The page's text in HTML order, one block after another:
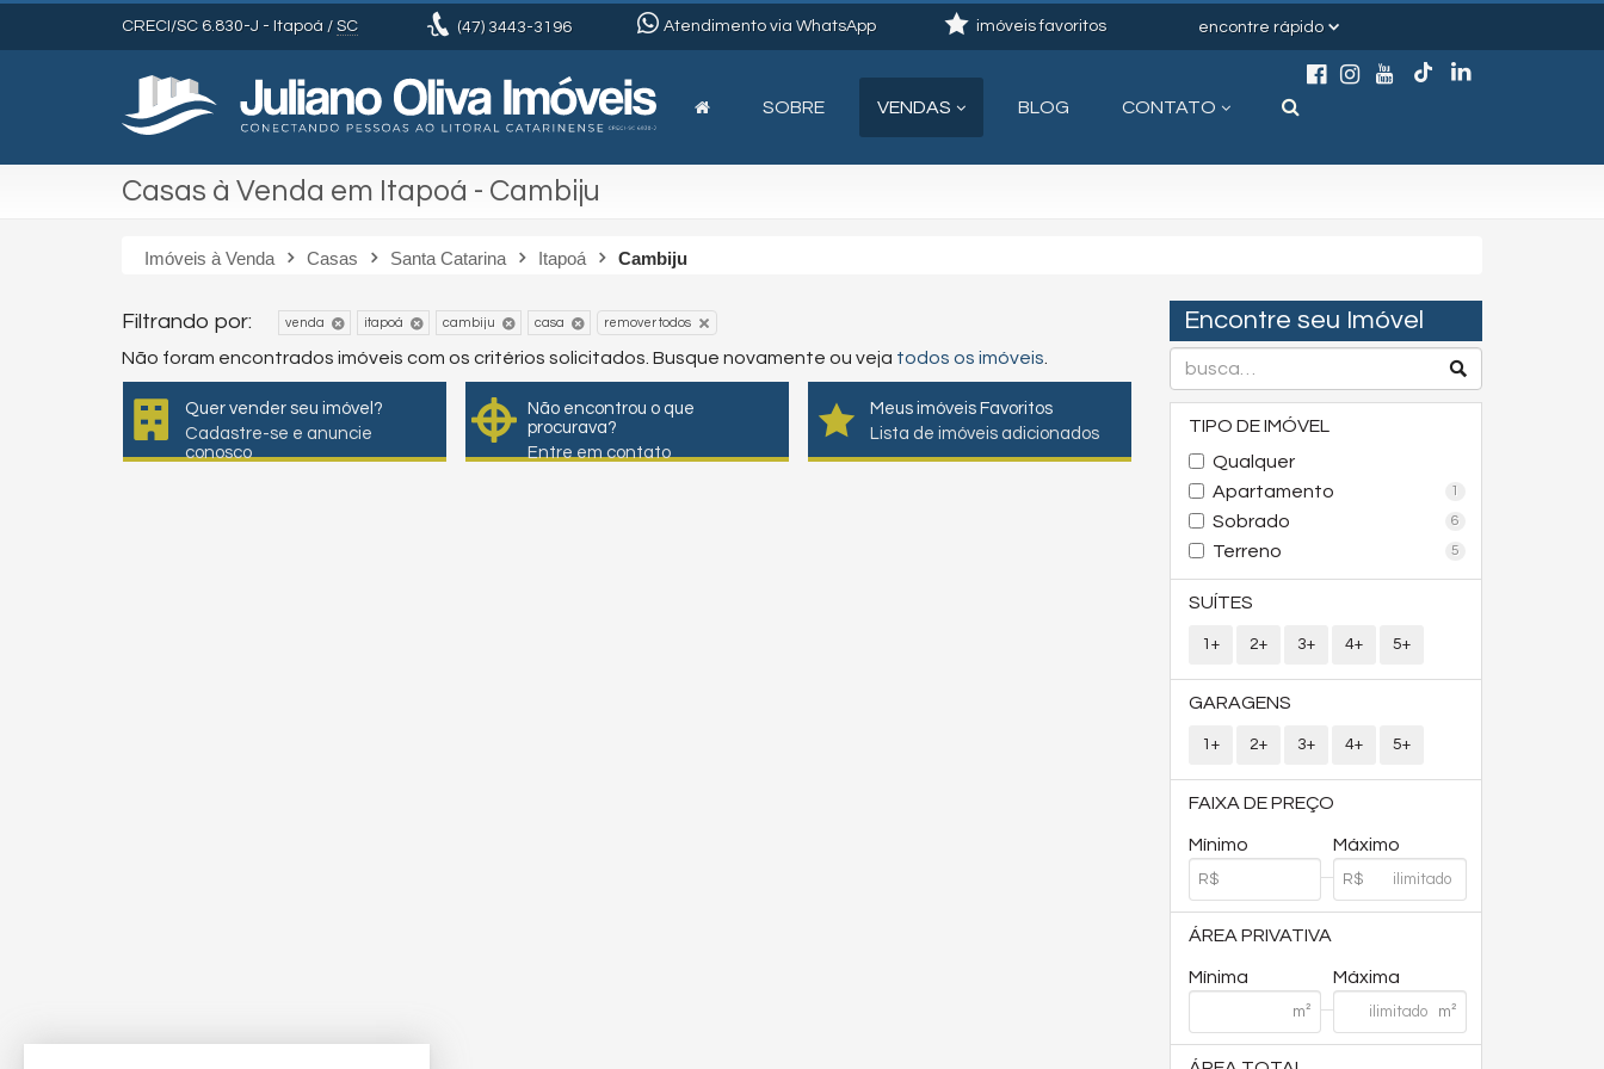
CRECI/SC 6.830-J - Itapoá / SC (47)3443-3196 Atendimento via WhatsApp encontre rápido
imóveis favoritos
SOBRE VENDAS BLOG CONTATO
Casas à Venda em Itapoá - Cambiju
Imóveis à Venda Casas Santa Catarina Itapoá Cambiju
Encontre seu Imóvel
TIPO DE IMÓVEL
Qualquer
Apartamento
1
Sobrado 6
Terreno 5
SUÍTES
1+ 2+ 3+ 4+ 5+
GARAGENS
1+ 2+ 3+ 4+ 5+
FAIXA DE PREÇO
Mínimo Máximo
ÁREA PRIVATIVA
Mínima Máxima
Filtrando por: venda itapoá cambiju casa remover todos
Não foram encontrados imóveis com os critérios solicitados. Busque novamente ou veja todos os imóveis
Quer vender seu imóvel?
Cadastre-se e anuncie
conosco
Não encontrou o que
procurava?
Entre em contato
Meus imóveis Favoritos
Lista de imóveis adicionados